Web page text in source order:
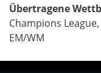
Übertragene
Champions
EM/WM